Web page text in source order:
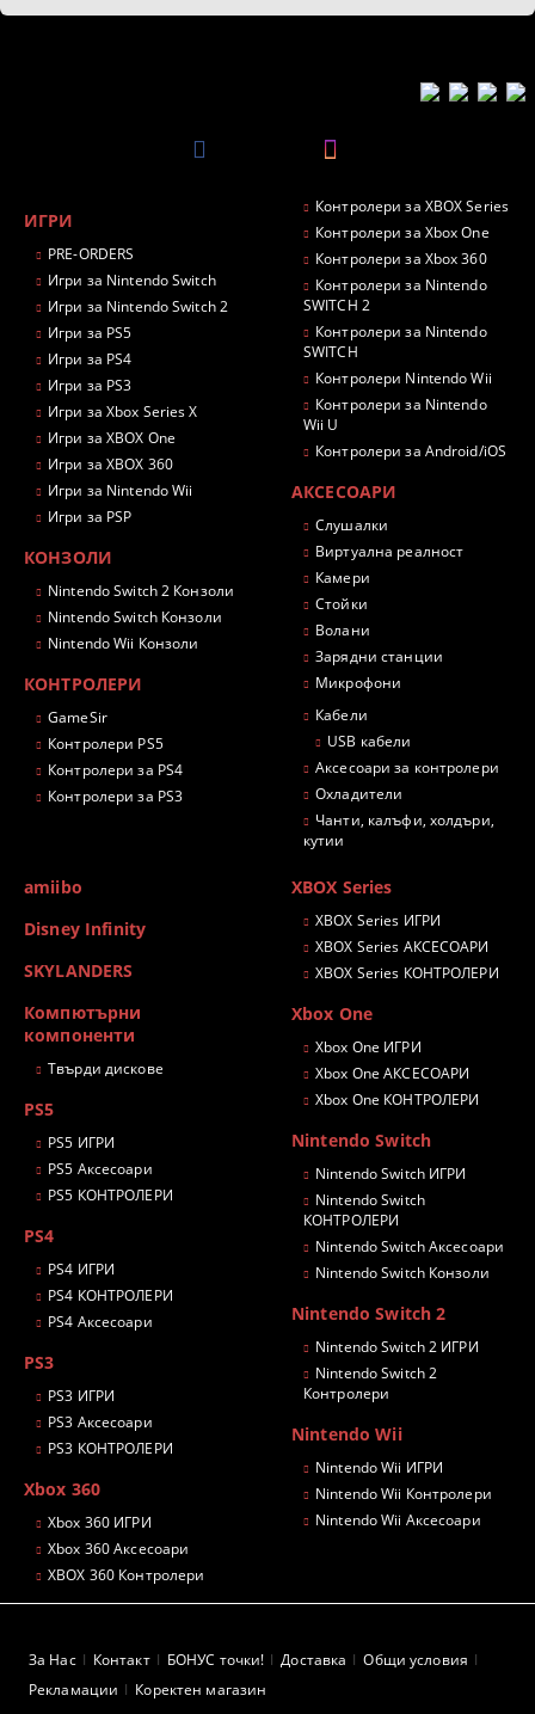
ИГРИ
PRE-ORDERS
Игри за Nintendo Switch
Игри за Nintendo Switch 2
Игри за PS5
Игри за PS4
Игри за PS3
Игри за Xbox Series X
Игри за XBOX One
Игри за XBOX 360
Игри за Nintendo Wii
Игри за PSP
КОНЗОЛИ
Nintendo Switch 2 Конзоли
Nintendo Switch Конзоли
Nintendo Wii Конзоли
КОНТРОЛЕРИ
GameSir
Контролери PS5
Контролери за PS4
Контролери за PS3
Контролери за XBOX Series
Контролери за Xbox One
Контролери за Xbox 360
Контролери за Nintendo
SWITCH 2
Контролери за Nintendo
SWITCH
Контролери Nintendo Wii
Контролери за Nintendo
Wii U
Контролери за Android/iOS
АКСЕСОАРИ
Слушалки
Виртуална реалност
Камери
Стойки
Волани
Зарядни станции
Микрофони
Кабели
USB кабели
Аксесоари за контролери
Охладители
Чанти, калъфи, холдъри,
кутии
amiibo
Disney Infinity
SKYLANDERS
Компютърни
компоненти
Твърди дискове
PS5
PS5 ИГРИ
PS5 Аксесоари
PS5 КОНТРОЛЕРИ
PS4
PS4 ИГРИ
PS4 КОНТРОЛЕРИ
PS4 Аксесоари
PS3
PS3 ИГРИ
PS3 Аксесоари
PS3 КОНТРОЛЕРИ
Xbox 360
Xbox 360 ИГРИ
Xbox 360 Аксесоари
XBOX 360 Контролери
XBOX Series
XBOX Series ИГРИ
XBOX Series АКСЕСОАРИ
XBOX Series КОНТРОЛЕРИ
Xbox One
Xbox One ИГРИ
Xbox One АКСЕСОАРИ
Xbox One КОНТРОЛЕРИ
Nintendo Switch
Nintendo Switch ИГРИ
Nintendo Switch
КОНТРОЛЕРИ
Nintendo Switch Аксесоари
Nintendo Switch Конзоли
Nintendo Switch 2
Nintendo Switch 2 ИГРИ
Nintendo Switch 2
Контролери
Nintendo Wii
Nintendo Wii ИГРИ
Nintendo Wii Контролери
Nintendo Wii Аксесоари
За Нас Контакт БОНУС точки! Доставка
Общи условия
Рекламации
Коректен магазин